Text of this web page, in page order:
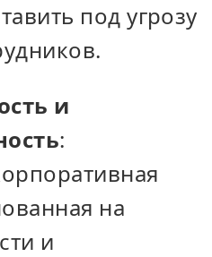
под угрозу
и
:
на
и